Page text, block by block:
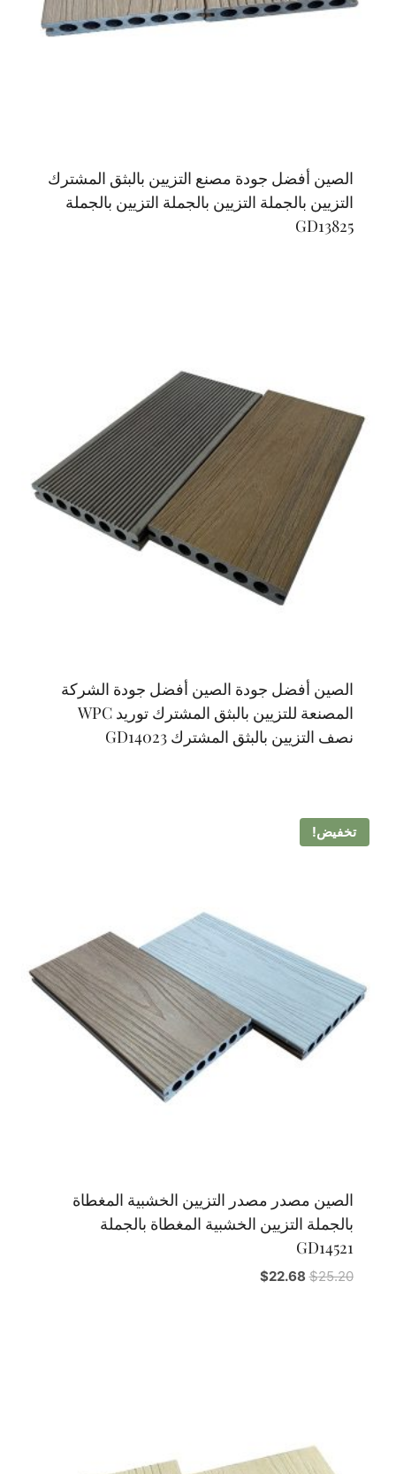
الصين أفضل جودة مصنع التزيين بالبثق المشترك
التزيين بالجملة التزيين بالجملة التزيين بالجملة
GD13825
الصين أفضل جودة الصين أفضل جودة الشركة
المصنعة للتزيين بالبثق المشترك توريد WPC
نصف التزيين بالبثق المشترك GD14023
تخفيض!
الصين مصدر مصدر التزيين الخشبية المغطاة
بالجملة التزيين الخشبية المغطاة بالجملة
GD14521
$25.20
السعر $22.68 السعر